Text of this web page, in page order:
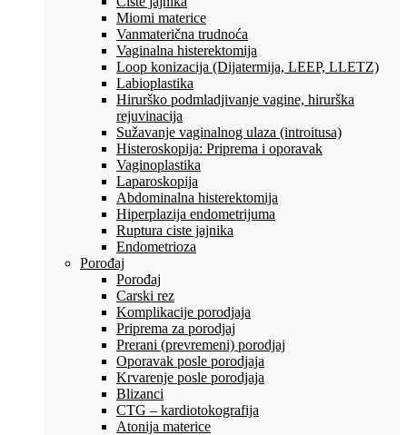
Miomi materice
Vanmaterična trudnoća
Vaginalna histerektomija
Loop konizacija (Dijatermija, LEEP, LLETZ)
Labioplastika
Hirurško podmladjivanje vagine, hirurška
rejuvinacija
Sužavanje vaginalnog ulaza (introitusa)
Histeroskopija: Priprema i oporavak
Vaginoplastika
Laparoskopija
Abdominalna histerektomija
Hiperplazija endometrijuma
Ruptura ciste jajnika
Endometrioza
Porođaj
Porođaj
Carski rez
Komplikacije porodjaja
Priprema za porodjaj
Prerani (prevremeni) porodjaj
Oporavak posle porodjaja
Krvarenje posle porodjaja
Blizanci
CTG – kardiotokografija
Atonija materice